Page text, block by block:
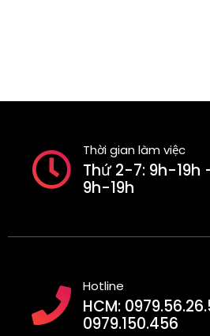
Thời gian làm việc
Thứ 2-7: 9h-19h
9h-19h
Hotline
HCM:
0979.150.456